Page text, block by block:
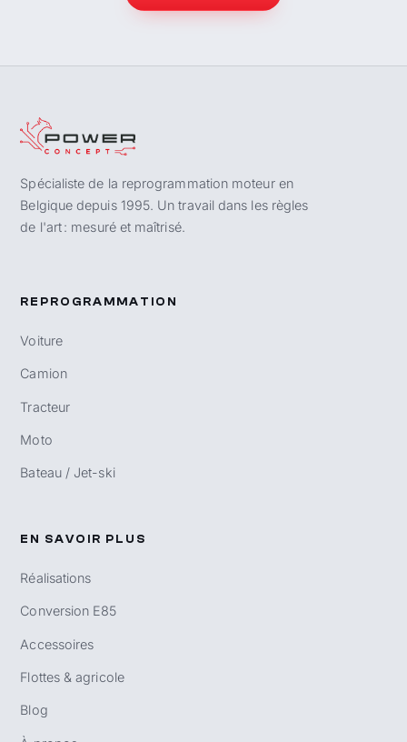
Spécialiste de la reprogrammation moteur en
Belgique depuis 1995. Un travail dans les règles
de l'art : mesuré et maîtrisé.
REPROGRAMMATION
Voiture
Camion
Tracteur
Moto
Bateau / Jet-ski
EN SAVOIR PLUS
Réalisations
Conversion E85
Accessoires
Flottes & agricole
Blog